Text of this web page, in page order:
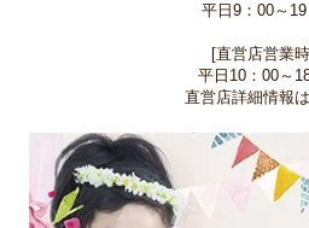
平日9：00～
[直営店営業時
平日10：00～
直営店詳細情報